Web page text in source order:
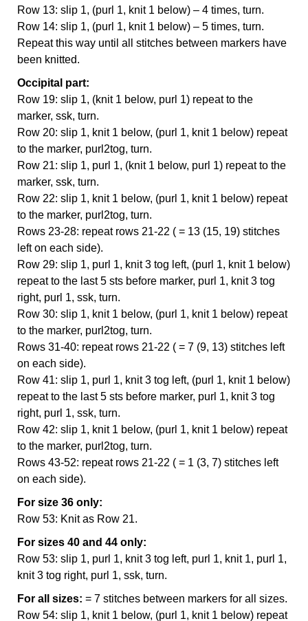
Row 13: slip 1, (purl 1, knit 1 below) – 4 times, turn.
Row 14: slip 1, (purl 1, knit 1 below) – 5 times, turn.
Repeat this way until all stitches between markers have
been knitted.
Occipital part:
Row 19: slip 1, (knit 1 below, purl 1) repeat to the
marker, ssk, turn.
Row 20: slip 1, knit 1 below, (purl 1, knit 1 below) repeat
to the marker, purl2tog, turn.
Row 21: slip 1, purl 1, (knit 1 below, purl 1) repeat to the
marker, ssk, turn.
Row 22: slip 1, knit 1 below, (purl 1, knit 1 below) repeat
to the marker, purl2tog, turn.
Rows 23-28: repeat rows 21-22 ( = 13 (15, 19) stitches
left on each side).
Row 29: slip 1, purl 1, knit 3 tog left, (purl 1, knit 1 below)
repeat to the last 5 sts before marker, purl 1, knit 3 tog
right, purl 1, ssk, turn.
Row 30: slip 1, knit 1 below, (purl 1, knit 1 below) repeat
to the marker, purl2tog, turn.
Rows 31-40: repeat rows 21-22 ( = 7 (9, 13) stitches left
on each side).
Row 41: slip 1, purl 1, knit 3 tog left, (purl 1, knit 1 below)
repeat to the last 5 sts before marker, purl 1, knit 3 tog
right, purl 1, ssk, turn.
Row 42: slip 1, knit 1 below, (purl 1, knit 1 below) repeat
to the marker, purl2tog, turn.
Rows 43-52: repeat rows 21-22 ( = 1 (3, 7) stitches left
on each side).
For size 36 only:
Row 53: Knit as Row 21.
For sizes 40 and 44 only:
Row 53: slip 1, purl 1, knit 3 tog left, purl 1, knit 1, purl 1,
knit 3 tog right, purl 1, ssk, turn.
For all sizes: = 7 stitches between markers for all sizes.
Row 54: slip 1, knit 1 below, (purl 1, knit 1 below) repeat